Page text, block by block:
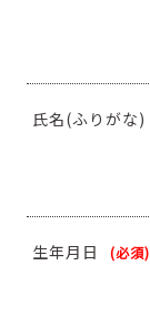
氏名(ふりがな)
生年月日 (必須)